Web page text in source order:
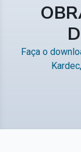
Faça o